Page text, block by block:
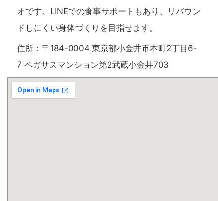
オです。LINEでの食事サポートもあり、リバウン
ドしにくい身体づくりを目指せます。
住所：〒184-0004 東京都小金井市本町2丁目6-
7 ペガサスマンション第2武蔵小金井703